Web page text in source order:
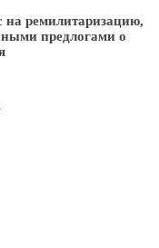
ремилитаризацию,
предлогами о